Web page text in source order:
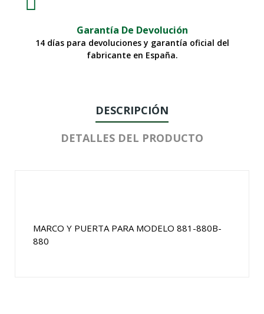
Garantía De Devolución
14 días para devoluciones y garantía oficial del
fabricante en España.
DESCRIPCIÓN
DETALLES DEL PRODUCTO
MARCO Y PUERTA PARA MODELO 881-880B-
880